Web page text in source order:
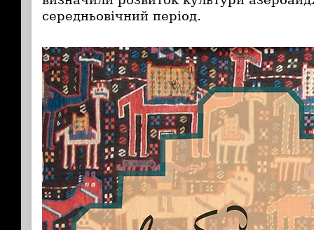
середньовічний період.